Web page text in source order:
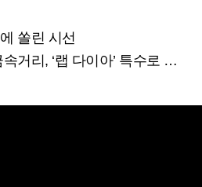
쏠린 시선
금 활기…“반짝 인기 의존 않는 지속 가능 성장 동력 마련해야”